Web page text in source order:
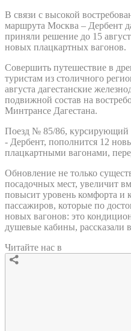
В связи с высокой
маршрута Москва – Дербент
приняли решение до 15
новых плацкартных вагонов.
Совершить путешествие в
туристам из столичного
августа дагестанские
подвижной состав на
Минтрансе Дагестана.
Поезд № 85/86, курсирующий
- Дербент, пополнится 12
плацкартными вагонами,
Обновление не только
посадочных мест, увеличит
повысит уровень комфорта и
пассажиров, которые по
новых вагонов: это
душевые кабины, рассказали
Читайте нас в